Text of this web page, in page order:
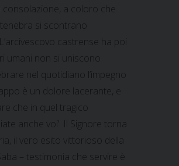
consolazione, a coloro che
si scontrano
castrense ha poi
non si uniscono
nel quotidiano l’impegno
è un dolore lacerante, e
che in quel tragico
anche voi’. Il Signore torna
il vero esito vittorioso della
– testimonia che servire è